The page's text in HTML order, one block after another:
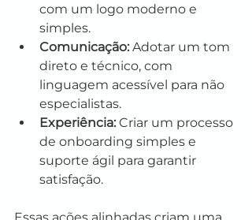
com um logo moderno e
simples.
Comunicação: Adotar um tom
direto e técnico, com
linguagem acessível para não
especialistas.
Experiência: Criar um processo
de onboarding simples e
suporte ágil para garantir
satisfação.